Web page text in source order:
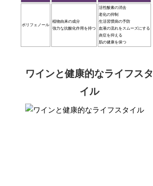
ポリフェノール
植物由来の成分
強力な抗酸化作用を持つ
活性酸素の消去
老化の抑制
生活習慣病の予防
血液の流れをスムーズにする
炎症を抑える
肌の健康を保つ
ワインと健康的なライフスタ
イル